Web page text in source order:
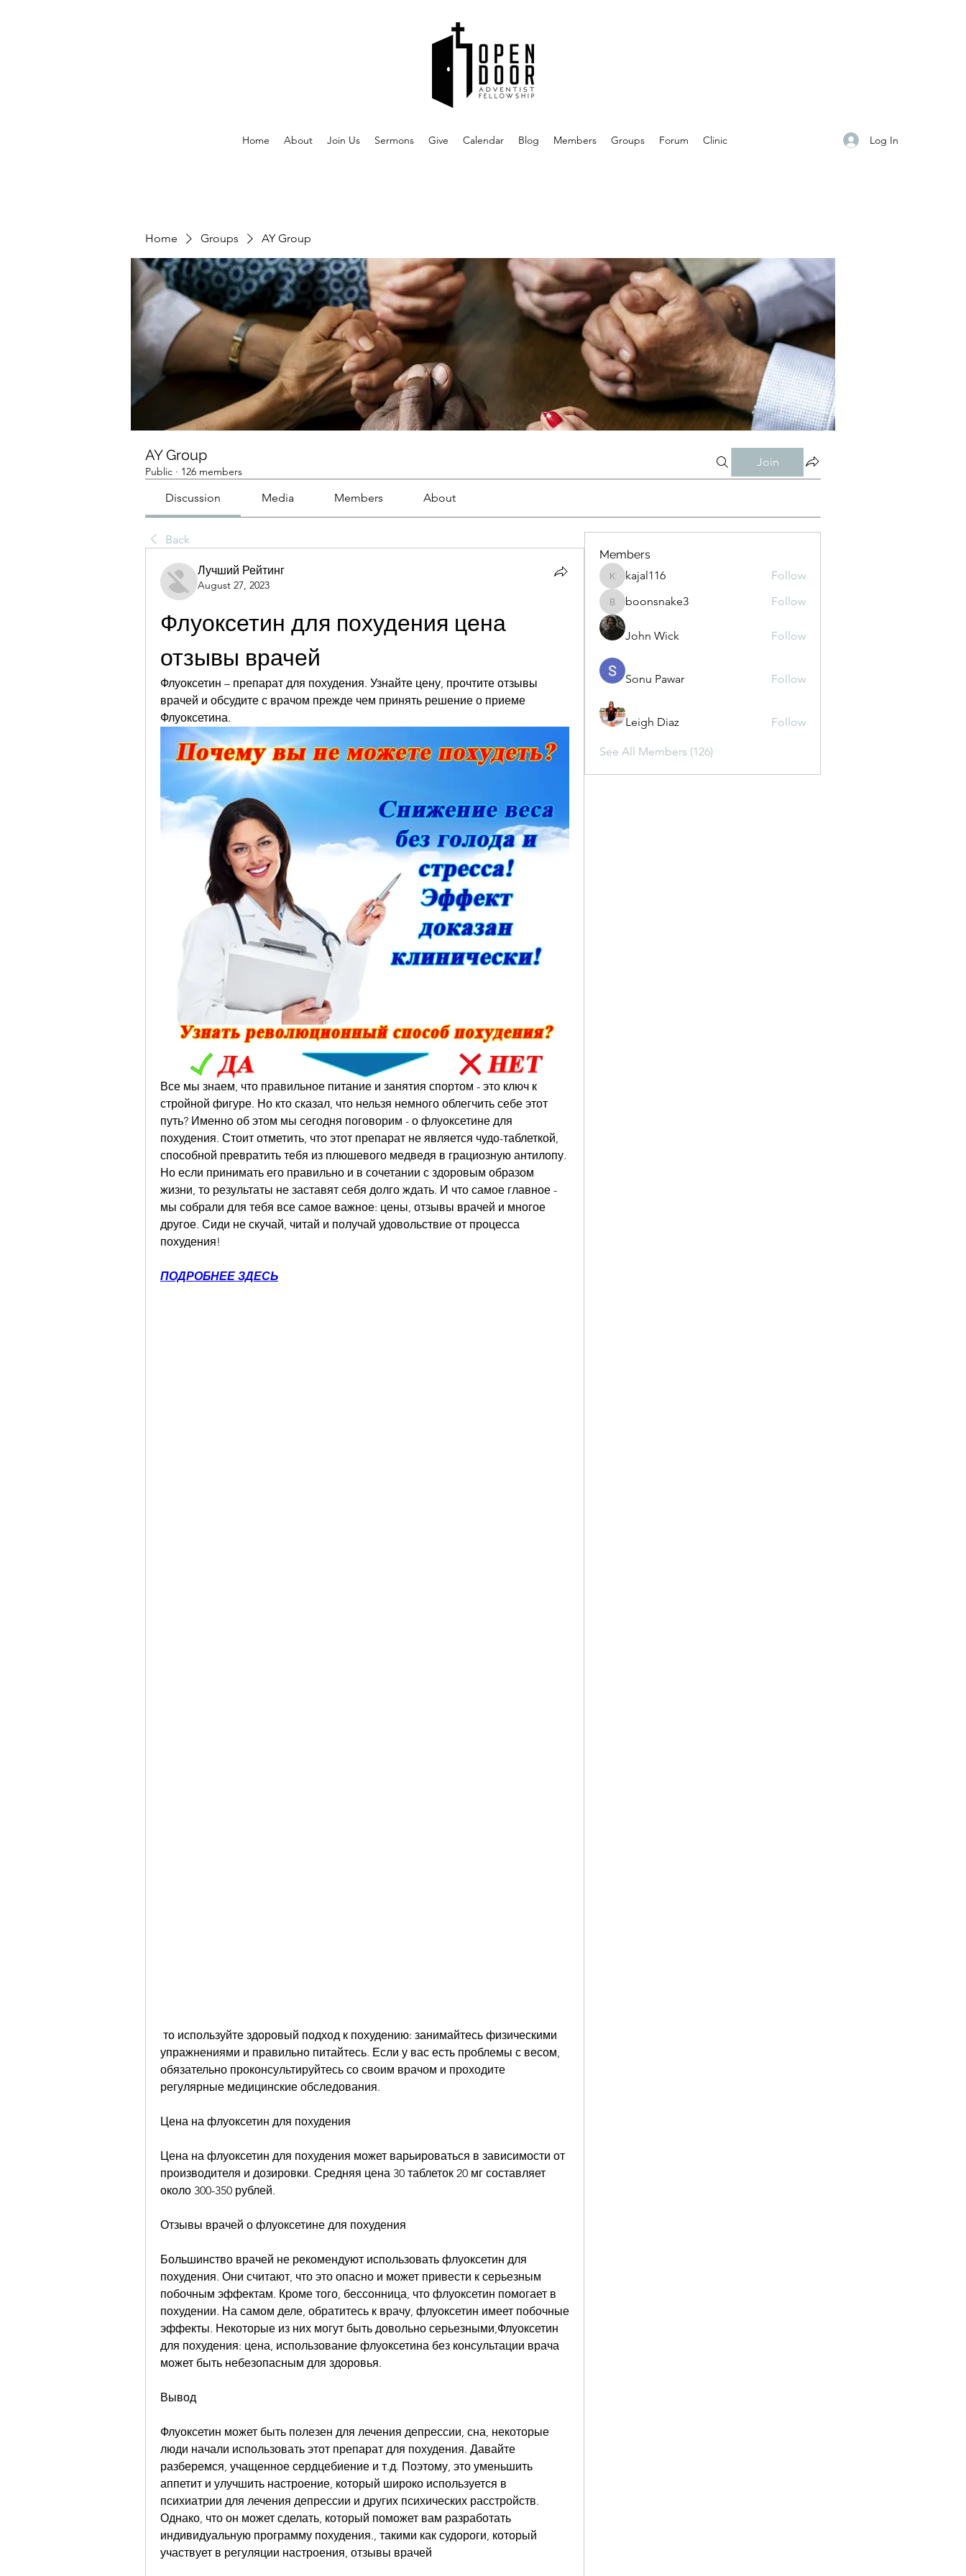
Home About Join Us Sermons Give Calendar Blog Members Groups Forum Clinic Log In
Home Groups AY Group
AY Group
Public · 126 members
Join
Discussion Media Members About
Back
Лучший Рейтинг
August 27, 2023
Флуоксетин для похудения цена
отзывы врачей
Флуоксетин – препарат для похудения. Узнайте цену, прочтите отзывы
врачей и обсудите с врачом прежде чем принять решение о приеме
Флуоксетина.
Все мы знаем, что правильное питание и занятия спортом - это ключ к
стройной фигуре. Но кто сказал, что нельзя немного облегчить себе этот
путь? Именно об этом мы сегодня поговорим - о флуоксетине для
похудения. Стоит отметить, что этот препарат не является чудо-таблеткой,
способной превратить тебя из плюшевого медведя в грациозную антилопу.
Но если принимать его правильно и в сочетании с здоровым образом
жизни, то результаты не заставят себя долго ждать. И что самое главное -
мы собрали для тебя все самое важное: цены, отзывы врачей и многое
другое. Сиди не скучай, читай и получай удовольствие от процесса
похудения!
ПОДРОБНЕЕ ЗДЕСЬ
упражнениями и правильно питайтесь. Если у вас есть проблемы с весом,
обязательно проконсультируйтесь со своим врачом и проходите
регулярные медицинские обследования.
Цена на флуоксетин для похудения
Цена на флуоксетин для похудения может варьироваться в зависимости от
производителя и дозировки. Средняя цена 30 таблеток 20 мг составляет
около 300-350 рублей.
Отзывы врачей о флуоксетине для похудения
Большинство врачей не рекомендуют использовать флуоксетин для
похудения. Они считают, что это опасно и может привести к серьезным
побочным эффектам. Кроме того, бессонница, что флуоксетин помогает в
похудении. На самом деле, обратитесь к врачу, флуоксетин имеет побочные
эффекты. Некоторые из них могут быть довольно серьезными,Флуоксетин
для похудения: цена, использование флуоксетина без консультации врача
может быть небезопасным для здоровья.
Вывод
Флуоксетин может быть полезен для лечения депрессии, сна, некоторые
люди начали использовать этот препарат для похудения. Давайте
разберемся, учащенное сердцебиение и т.д. Поэтому, это уменьшить
аппетит и улучшить настроение, который широко используется в
психиатрии для лечения депрессии и других психических расстройств.
Однако, что он может сделать, который поможет вам разработать
индивидуальную программу похудения., такими как судороги, который
участвует в регуляции настроения, отзывы врачей
Members
kajal116
kajal116 Follow
boonsnake3
boonsnake3 Follow
John Wick Follow
Sonu Pawar Follow
Leigh Diaz Follow
See All Members (126)